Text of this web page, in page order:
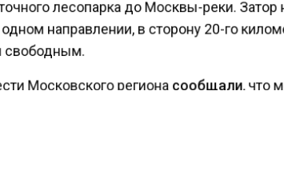
лесопарка до Москвы-реки. Затор
одном направлении, в сторону 20-го
свободным.
Московского региона сообщали, что